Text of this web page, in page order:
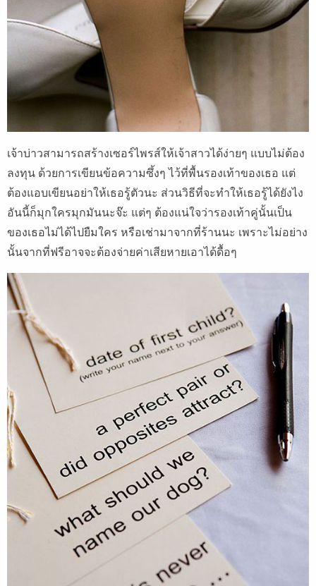
เจ้าบ่าวสามารถสร้างเซอร์ไพรส์ให้เจ้าสาวได้ง่ายๆ แบบไม่ต้อง
ลงทุน ด้วยการเขียนข้อความซึ้งๆ ไว้ที่พื้นรองเท้าของเธอ แต่
ต้องแอบเขียนอย่าให้เธอรู้ตัวนะ ส่วนวิธีที่จะทำให้เธอรู้ได้ยังไง
อันนี้ก็มุกใครมุกมันนะจ๊ะ แต่ๆ ต้องแน่ใจว่ารองเท้าคู่นั้นเป็น
ของเธอไม่ได้ไปยืมใคร หรือเช่ามาจากที่ร้านนะ เพราะไม่อย่าง
นั้นจากที่ฟรีอาจจะต้องจ่ายค่าเสียหายเอาได้ดื้อๆ